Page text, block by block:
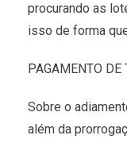
procurando as
isso de forma
PAGAMENTO DE
Sobre o
além da